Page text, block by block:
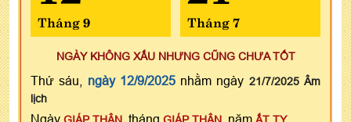
Tháng 9 Tháng 7
NGÀY KHÔNG XẤU NHƯNG CŨNG CHƯA TỐT
Thứ sáu, ngày 12/9/2025nhằm ngày 21/7/2025 Âm
lịch
Ngày , tháng , năm